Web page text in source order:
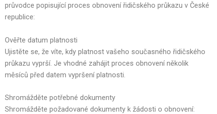
průvodce popisující proces obnovení řidičského průkazu v České
republice:
Ověřte datum platnosti
Ujistěte se, že víte, kdy platnost vašeho současného řidičského
průkazu vyprší. Je vhodné zahájit proces obnovení několik
měsíců před datem vypršení platnosti.
Shromážděte potřebné dokumenty
Shromážděte požadované dokumenty k žádosti o obnovení: